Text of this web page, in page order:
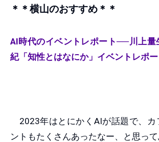
＊＊横山のおすすめ＊＊
AI時代のイベントレポート──川上量
紀「知性とはなにか」イベントレポー
2023年はとにかくAIが話題で、カ
ントもたくさんあったなー、と思っ